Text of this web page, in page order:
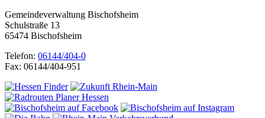
Gemeindeverwaltung Bischofsheim
Schulstraße 13
65474 Bischofsheim
Telefon: 06144/404-0
Fax: 06144/404-951